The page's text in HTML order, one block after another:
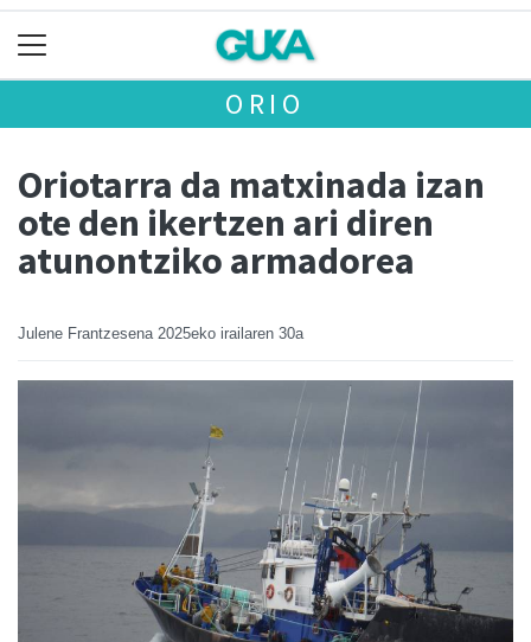
ORIO
Oriotarra da matxinada izan
ote den ikertzen ari diren
atunontziko armadorea
Julene Frantzesena 2025eko irailaren 30a